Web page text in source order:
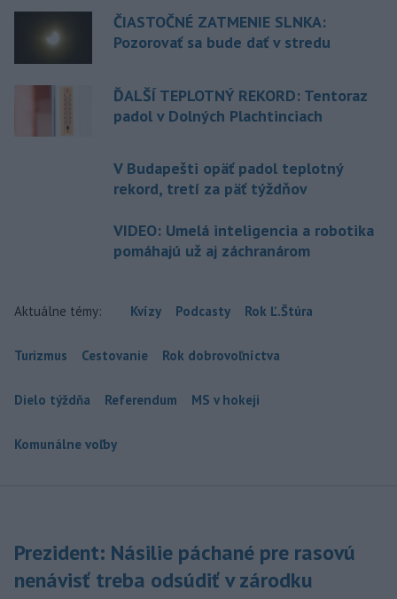
ČIASTOČNÉ ZATMENIE SLNKA:
Pozorovať sa bude dať v stredu
ĎALŠÍ TEPLOTNÝ REKORD: Tentoraz
padol v Dolných Plachtinciach
V Budapešti opäť padol teplotný
rekord, tretí za päť týždňov
VIDEO: Umelá inteligencia a robotika
pomáhajú už aj záchranárom
Aktuálne témy: Kvízy Podcasty Rok Ľ.Štúra
Turizmus Cestovanie Rok dobrovoľníctva
Dielo týždňa Referendum MS v hokeji
Komunálne voľby
Prezident: Násilie páchané pre rasovú
nenávisť treba odsúdiť v zárodku